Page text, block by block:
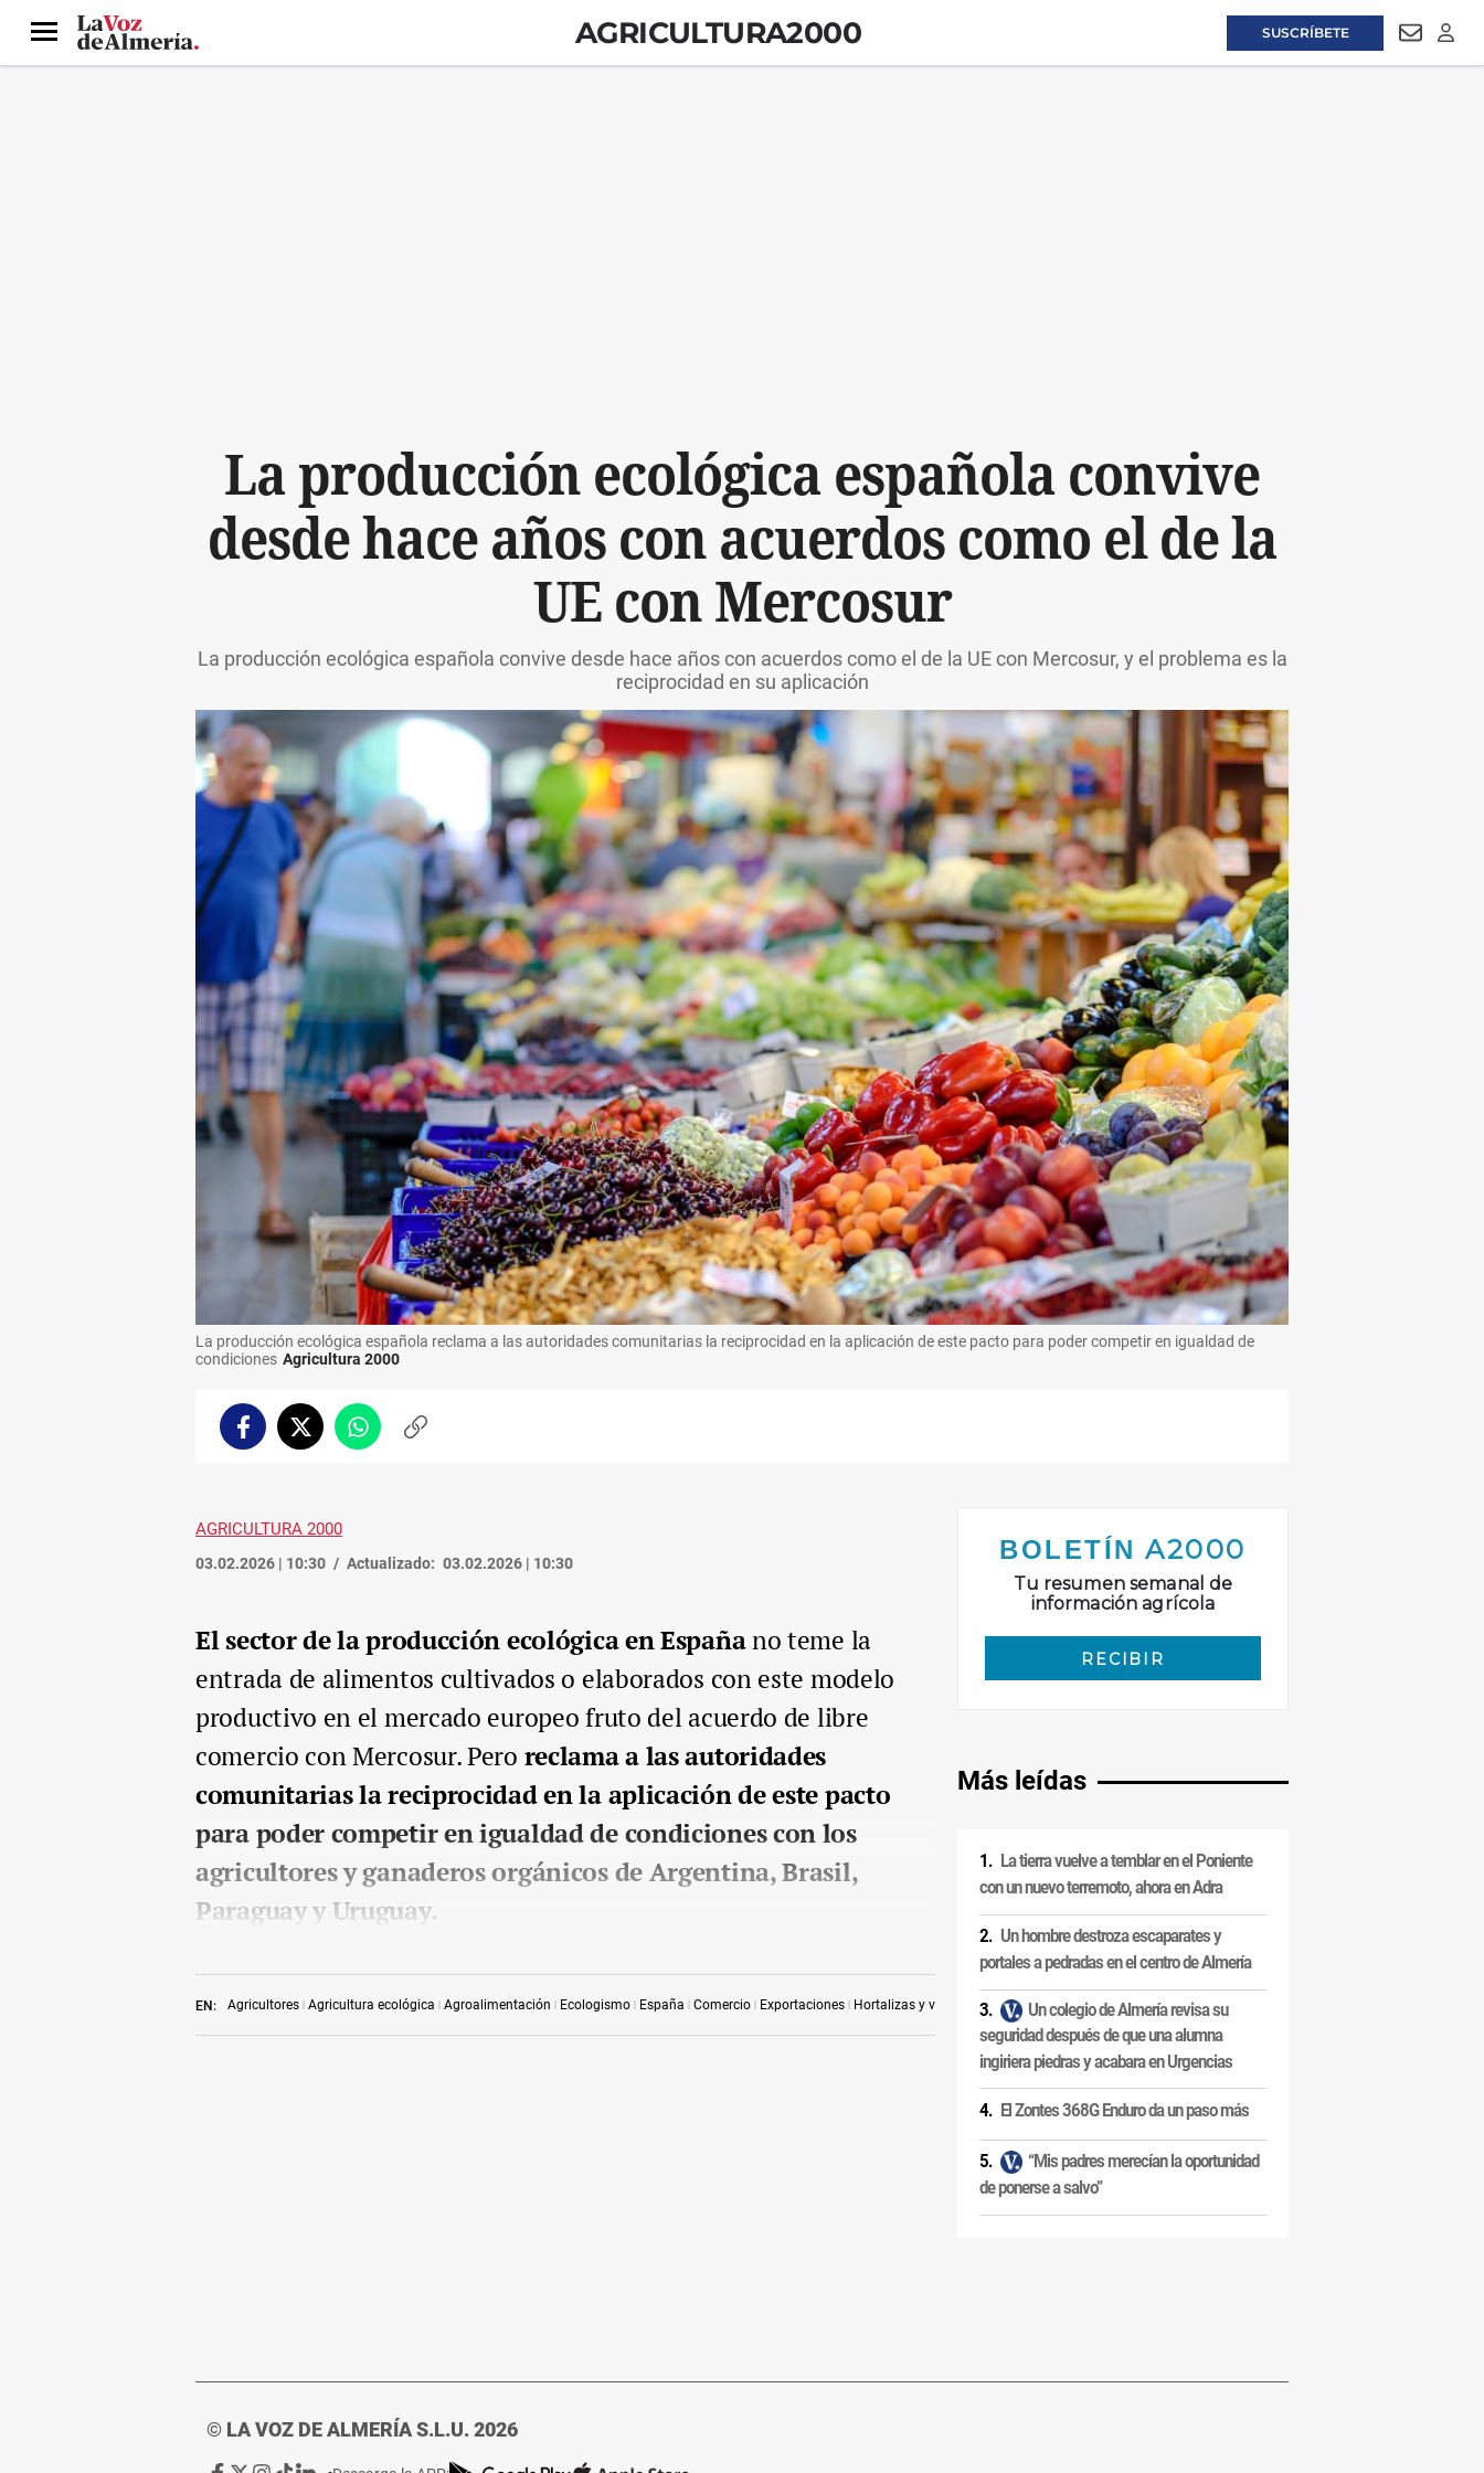
SUSCRÍBETE
Menú AGRICULTURA2000
La producción ecológica española convive
desde hace años con acuerdos como el de la
UE con Mercosur
La producción ecológica española convive desde hace años con acuerdos como el de la UE con Mercosur, y el problema es la
reciprocidad en su aplicación
La producción ecológica española reclama a las autoridades comunitarias la reciprocidad en la aplicación de este pacto para poder competir en igualdad de
condiciones Agricultura 2000
FacebookTwitterWhatsappCopiar
AGRICULTURA 2000
03.02.2026 | 10:30 Actualizado: 03.02.2026 | 10:30
EN: Agricultores Agricultura ecológica Agroalimentación Ecologismo España Comercio Exportaciones Hortalizas y verduras
El sector de la producción ecológica en Españano teme la
entrada de alimentos cultivados o elaborados con este modelo
productivo en el mercado europeo fruto del acuerdo de libre
comercio con Mercosur. Pero reclama a las autoridades
comunitarias la reciprocidad en la aplicación de este pacto
para poder competir en igualdad de condiciones con los
agricultores y ganaderos orgánicos de Argentina, Brasil,
Paraguay y Uruguay.
Más leídas
La tierra vuelve a temblar en el Poniente
con un nuevo terremoto, ahora en Adra
Un hombre destroza escaparates y
portales a pedradas en el centro de Almería
Un colegio de Almería revisa su
seguridad después de que una alumna
ingiriera piedras y acabara en Urgencias
El Zontes 368G Enduro da un paso más
“Mis padres merecían la oportunidad
de ponerse a salvo”
© LA VOZ DE ALMERÍA S.L.U. 2026